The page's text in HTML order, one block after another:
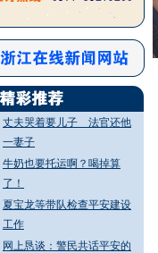
丈夫哭着要儿子 法官还他
一妻子
牛奶也要托运啊？喝掉算
了！
夏宝龙等带队检查平安建设
工作
网上恳谈：警民共话平安的